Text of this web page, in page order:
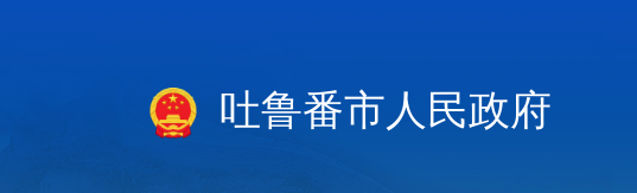
吐鲁番市人民政府